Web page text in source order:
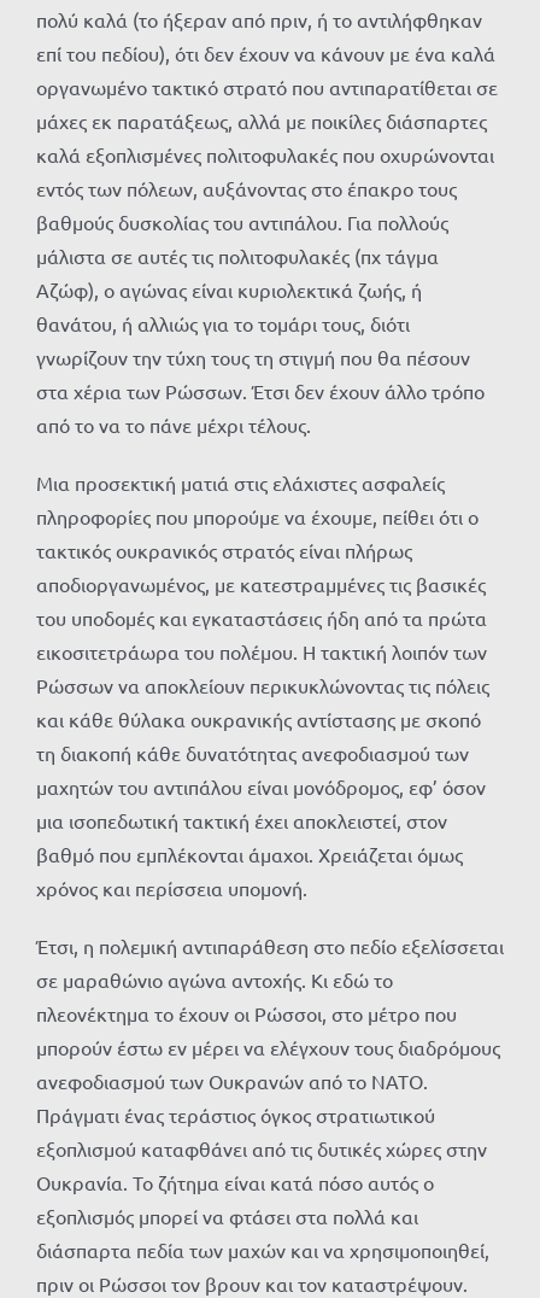
πολύ καλά (το ήξεραν από πριν, ή το αντιλήφθηκαν
επί του πεδίου), ότι δεν έχουν να κάνουν με ένα καλά
οργανωμένο τακτικό στρατό που αντιπαρατίθεται σε
μάχες εκ παρατάξεως, αλλά με ποικίλες διάσπαρτες
καλά εξοπλισμένες πολιτοφυλακές που οχυρώνονται
εντός των πόλεων, αυξάνοντας στο έπακρο τους
βαθμούς δυσκολίας του αντιπάλου. Για πολλούς
μάλιστα σε αυτές τις πολιτοφυλακές (πχ τάγμα
Αζώφ), ο αγώνας είναι κυριολεκτικά ζωής, ή
θανάτου, ή αλλιώς για το τομάρι τους, διότι
γνωρίζουν την τύχη τους τη στιγμή που θα πέσουν
στα χέρια των Ρώσσων. Έτσι δεν έχουν άλλο τρόπο
από το να το πάνε μέχρι τέλους.
Μια προσεκτική ματιά στις ελάχιστες ασφαλείς
πληροφορίες που μπορούμε να έχουμε, πείθει ότι ο
τακτικός ουκρανικός στρατός είναι πλήρως
αποδιοργανωμένος, με κατεστραμμένες τις βασικές
του υποδομές και εγκαταστάσεις ήδη από τα πρώτα
εικοσιτετράωρα του πολέμου. Η τακτική λοιπόν των
Ρώσσων να αποκλείουν περικυκλώνοντας τις πόλεις
και κάθε θύλακα ουκρανικής αντίστασης με σκοπό
τη διακοπή κάθε δυνατότητας ανεφοδιασμού των
μαχητών του αντιπάλου είναι μονόδρομος, εφ’ όσον
μια ισοπεδωτική τακτική έχει αποκλειστεί, στον
βαθμό που εμπλέκονται άμαχοι. Χρειάζεται όμως
χρόνος και περίσσεια υπομονή.
Έτσι, η πολεμική αντιπαράθεση στο πεδίο εξελίσσεται
σε μαραθώνιο αγώνα αντοχής. Κι εδώ το
πλεονέκτημα το έχουν οι Ρώσσοι, στο μέτρο που
μπορούν έστω εν μέρει να ελέγχουν τους διαδρόμους
ανεφοδιασμού των Ουκρανών από το ΝΑΤΟ.
Πράγματι ένας τεράστιος όγκος στρατιωτικού
εξοπλισμού καταφθάνει από τις δυτικές χώρες στην
Ουκρανία. Το ζήτημα είναι κατά πόσο αυτός ο
εξοπλισμός μπορεί να φτάσει στα πολλά και
διάσπαρτα πεδία των μαχών και να χρησιμοποιηθεί,
πριν οι Ρώσσοι τον βρουν και τον καταστρέψουν.